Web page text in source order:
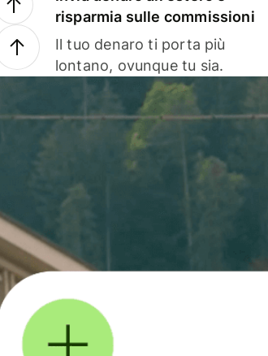
risparmia sulle commissioni
Il tuo denaro ti porta più
lontano, ovunque tu sia.